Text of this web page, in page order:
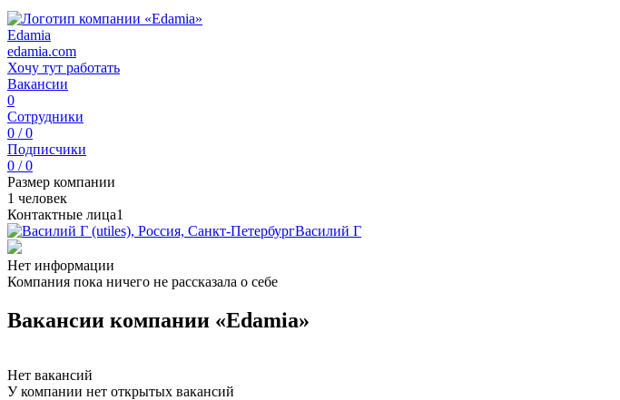
Edamia
edamia.com
Хочу тут работать
Вакансии
0
Сотрудники
0 / 0
Подписчики
0 / 0
Размер компании
1 человек
Контактные лица1
Василий Г
Нет информации
Компания пока ничего не рассказала о себе
Вакансии компании «Edamia»
Нет вакансий
У компании нет открытых вакансий